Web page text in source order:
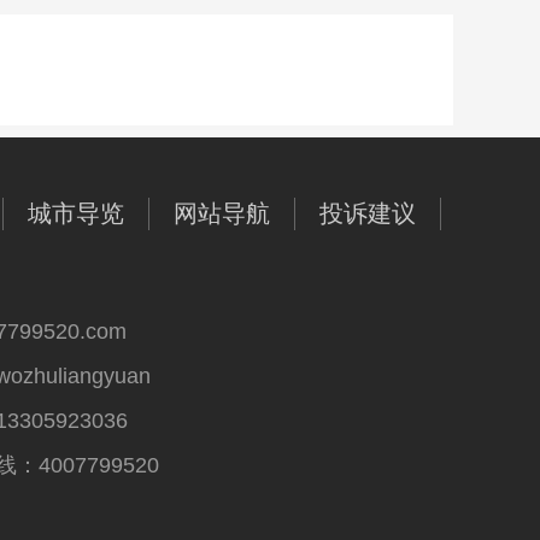
城市导览 网站导航 投诉建议
：4007799520